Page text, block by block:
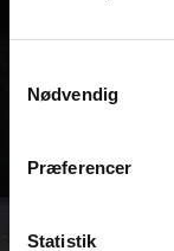
Nødvendig
Præferencer
Statistik